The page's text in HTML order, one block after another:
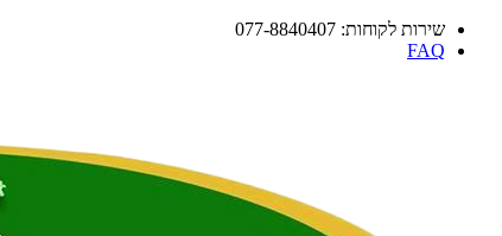
שירות לקוחות: 077-8840407
FAQ